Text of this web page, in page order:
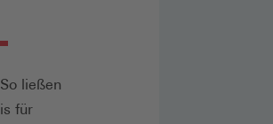
ließen
für